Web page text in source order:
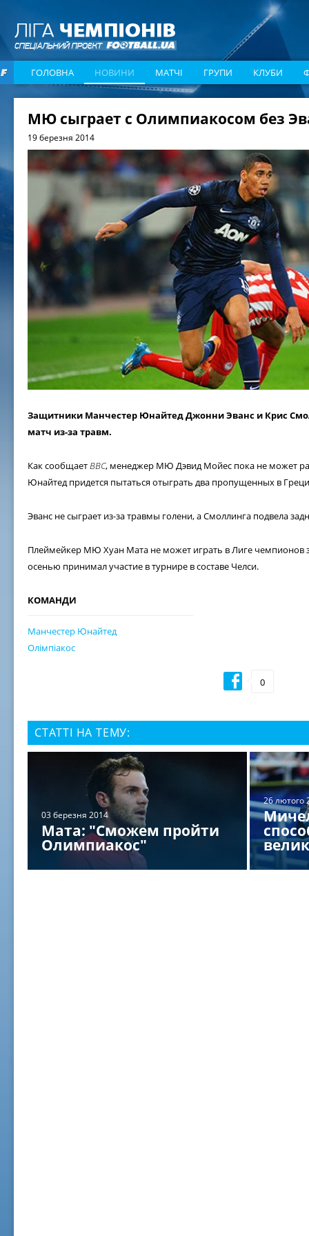
ГОЛОВНА НОВИНИ МАТЧІ ГРУПИ КЛУБИ
МЮ сыграет с Олимпиакосом без
19 березня 2014
Защитники Манчестер Юнайтед Джонни Эванс и Крис
матч из-за травм.
Как сообщаетBBC, менеджер МЮ Дэвид Мойес пока не может
Юнайтед придется пытаться отыграть два пропущенных в
Эванс не сыграет из-за травмы голени, а Смоллинга подвела
Плеймейкер МЮ Хуан Мата не может играть в Лиге чемпионов
осенью принимал участие в турнире в составе Челси.
КОМАНДИ
Манчестер Юнайтед
Олімпіакос
0
СТАТТІ НА ТЕМУ:
03 березня 2014
Мата: "Сможем пройти
Олимпиакос"
26 лютого